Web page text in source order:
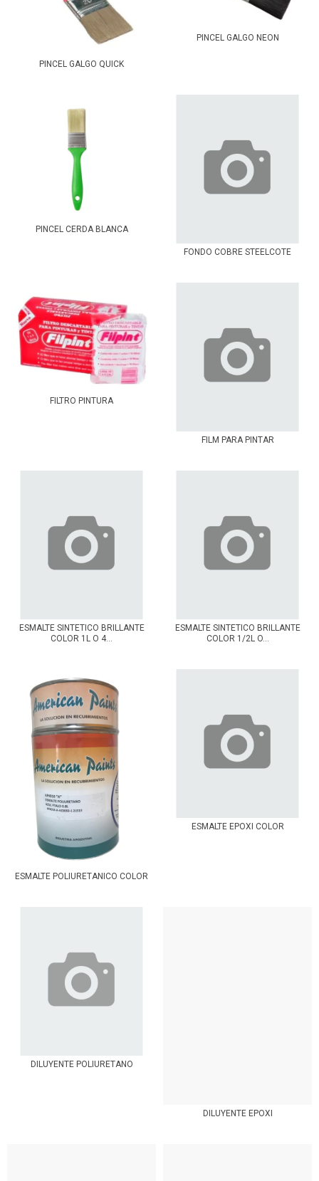
PINCEL GALGO QUICK
PINCEL GALGO NEON
PINCEL CERDA BLANCA
FONDO COBRE STEELCOTE
FILTRO PINTURA
FILM PARA PINTAR
ESMALTE SINTETICO BRILLANTE
COLOR 1L O 4...
ESMALTE SINTETICO BRILLANTE
COLOR 1/2L O...
ESMALTE POLIURETANICO COLOR
ESMALTE EPOXI COLOR
DILUYENTE POLIURETANO
DILUYENTE EPOXI